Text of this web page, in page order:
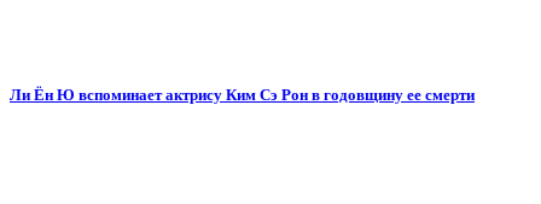
Ли Ён Ю вспоминает актрису Ким Сэ Рон в годовщину ее смерти